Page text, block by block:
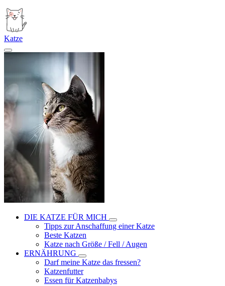
Katze
DIE KATZE FÜR MICH
Tipps zur Anschaffung einer Katze
Beste Katzen
Katze nach Größe / Fell / Augen
ERNÄHRUNG
Darf meine Katze das fressen?
Katzenfutter
Essen für Katzenbabys